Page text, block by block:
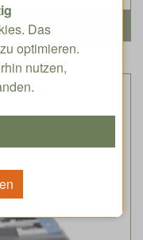
Doppel-Achs-
Feedback
Das
optimieren.
nutzen,